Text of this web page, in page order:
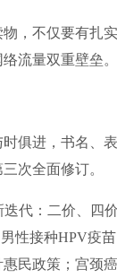
不仅要有扎
流量双重壁垒。
进，书名、表
次全面修订。
代：二价、四
性接种HPV疫
民政策；宫颈